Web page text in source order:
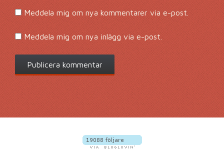
Meddela mig om nya kommentarer via e-post.
Meddela mig om nya inlägg via e-post.